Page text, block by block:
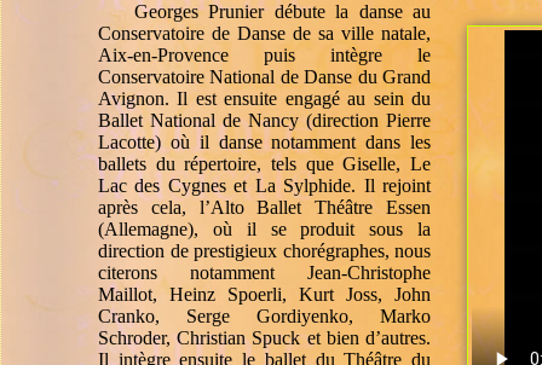
Georges Prunier débute la danse au
Conservatoire de Danse de sa ville natale,
Aix-en-Provence puis intègre le
Conservatoire National de Danse du Grand
Avignon. Il est ensuite engagé au sein du
Ballet National de Nancy (direction Pierre
Lacotte) où il danse notamment dans les
ballets du répertoire, tels que Giselle, Le
Lac des Cygnes et La Sylphide. Il rejoint
après cela, l’Alto Ballet Théâtre Essen
(Allemagne), où il se produit sous la
direction de prestigieux chorégraphes, nous
citerons notamment Jean-Christophe
Maillot, Heinz Spoerli, Kurt Joss, John
Cranko, Serge Gordiyenko, Marko
Schroder, Christian Spuck et bien d’autres.
Il intègre ensuite le ballet du Théâtre du